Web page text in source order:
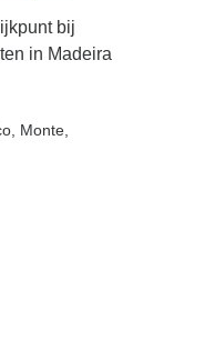
bij
in Madeira
, Monte